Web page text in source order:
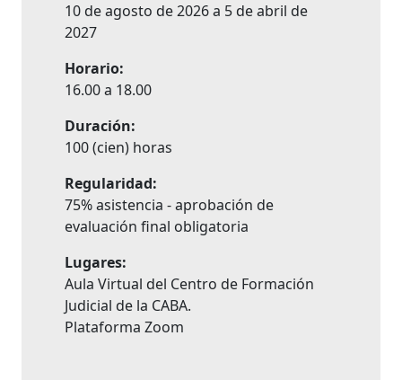
10 de agosto de 2026 a 5 de abril de
2027
Horario:
16.00 a 18.00
Duración:
100 (cien) horas
Regularidad:
75% asistencia - aprobación de
evaluación final obligatoria
Lugares:
Aula Virtual del Centro de Formación
Judicial de la CABA.
Plataforma Zoom